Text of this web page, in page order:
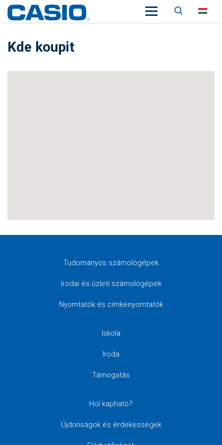
Keresés
Kde koupit
Tudományos számológépek
Irodai és üzleti számológépek
Nyomtatók és címkenyomtatók
Iskola
Iroda
Támogatás
Hol kapható?
Újdonságok és érdekességek